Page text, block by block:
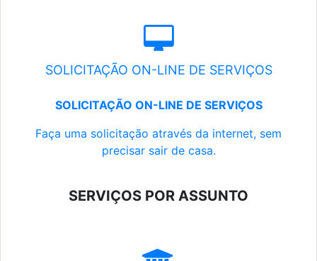
SOLICITAÇÃO ON-LINE DE SERVIÇOS
SOLICITAÇÃO ON-LINE DE SERVIÇOS
Faça uma solicitação através da internet, sem
precisar sair de casa.
SERVIÇOS POR ASSUNTO